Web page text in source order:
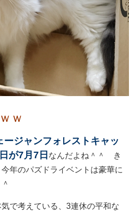
ｗ
ージャンフォレストキャッ
が7 月 7 日 なんだよね＾＾ き
年のパズドライベントは豪華に
で考えている、3連休の平和な